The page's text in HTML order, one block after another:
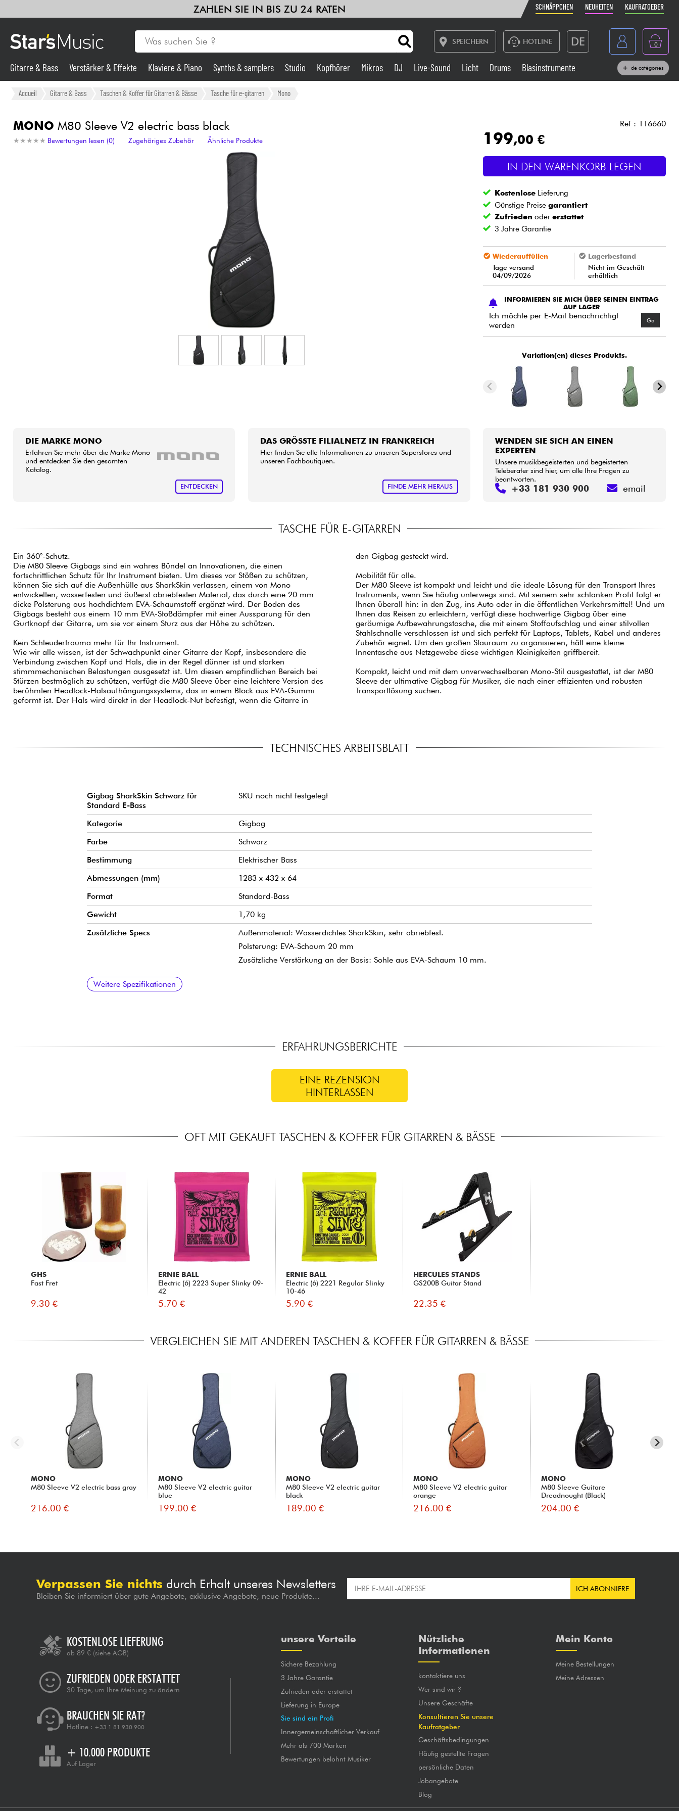
ZAHLEN SIE IN BIS ZU 24 RATEN SCHNÄPPCHEN NEUHEITEN KAUFRATGEBER
SPEICHERN HOTLINE DE
Belgique
Nederland
0
Gitarre & Bass Verstärker & Effekte
Synths & samplers
Live-Sound
Blasinstrumente
Kabel & Zubehöre
Gitarre & Bass Verstärker & Effekte Klaviere & Piano Synths & samplers Studio Kopfhörer Mikros DJ Live-Sound Licht Drums Blasinstrumente de catégories
Accueil Gitarre & Bass Taschen & Koffer für Gitarren & Bässe Tasche für e-gitarren Mono
MONO M80 Sleeve V2 electric bass black
★ ★ ★ ★ ★
★ ★ ★ ★ ★ Bewertungen lesen (0) Zugehöriges Zubehör Ähnliche Produkte
Ref : 116660
199,00 €
IN DEN WARENKORB LEGEN
Kostenlose Lieferung
Günstige Preisegarantiert
Zufrieden odererstattet
3 Jahre Garantie
Wiederauffüllen
Tage versand
04/09/2026
Lagerbestand
Nicht im Geschäft
erhältlich
INFORMIEREN SIE MICH ÜBER SEINEN EINTRAG
AUF LAGER
Ich möchte per E-Mail benachrichtigt
werden
Go
Variation(en) dieses Produkts.
DIE MARKE MONO
Erfahren Sie mehr über die Marke Mono
und entdecken Sie den gesamten
Katalog.
ENTDECKEN
DAS GRÖSSTE FILIALNETZ IN FRANKREICH
Hier finden Sie alle Informationen zu unseren Superstores und
unseren Fachboutiquen.
FINDE MEHR HERAUS
WENDEN SIE SICH AN EINEN
EXPERTEN
Unsere musikbegeisterten und begeisterten
Teleberater sind hier, um alle Ihre Fragen zu
beantworten.
+33 181 930 900 email
TASCHE FÜR E-GITARREN
Ein 360°-Schutz.
Die M80 Sleeve Gigbags sind ein wahres Bündel an Innovationen, die einen
fortschrittlichen Schutz für Ihr Instrument bieten. Um dieses vor Stößen zu schützen,
können Sie sich auf die Außenhülle aus SharkSkin verlassen, einem von Mono
entwickelten, wasserfesten und äußerst abriebfesten Material, das durch eine 20 mm
dicke Polsterung aus hochdichtem EVA-Schaumstoff ergänzt wird. Der Boden des
Gigbags besteht aus einem 10 mm EVA-Stoßdämpfer mit einer Aussparung für den
Gurtknopf der Gitarre, um sie vor einem Sturz aus der Höhe zu schützen.
Kein Schleudertrauma mehr für Ihr Instrument.
Wie wir alle wissen, ist der Schwachpunkt einer Gitarre der Kopf, insbesondere die
Verbindung zwischen Kopf und Hals, die in der Regel dünner ist und starken
stimmmechanischen Belastungen ausgesetzt ist. Um diesen empfindlichen Bereich bei
Stürzen bestmöglich zu schützen, verfügt die M80 Sleeve über eine leichtere Version des
berühmten Headlock-Halsaufhängungssystems, das in einem Block aus EVA-Gummi
geformt ist. Der Hals wird direkt in der Headlock-Nut befestigt, wenn die Gitarre in
den Gigbag gesteckt wird.
Mobilität für alle.
Der M80 Sleeve ist kompakt und leicht und die ideale Lösung für den Transport Ihres
Instruments, wenn Sie häufig unterwegs sind. Mit seinem sehr schlanken Profil folgt er
Ihnen überall hin: in den Zug, ins Auto oder in die öffentlichen Verkehrsmittel! Und um
Ihnen das Reisen zu erleichtern, verfügt diese hochwertige Gigbag über eine
geräumige Aufbewahrungstasche, die mit einem Stoffaufschlag und einer stilvollen
Stahlschnalle verschlossen ist und sich perfekt für Laptops, Tablets, Kabel und anderes
Zubehör eignet. Um den großen Stauraum zu organisieren, hält eine kleine
Innentasche aus Netzgewebe diese wichtigen Kleinigkeiten griffbereit.
Kompakt, leicht und mit dem unverwechselbaren Mono-Stil ausgestattet, ist der M80
Sleeve der ultimative Gigbag für Musiker, die nach einer effizienten und robusten
Transportlösung suchen.
TECHNISCHES ARBEITSBLATT
Gigbag SharkSkin Schwarz für
Standard E-Bass
SKU noch nicht festgelegt
Kategorie
Gigbag
Farbe
Schwarz
Bestimmung
Elektrischer Bass
Abmessungen (mm)
1283 x 432 x 64
Format
Standard-Bass
Gewicht
1,70 kg
Zusätzliche Specs
Außenmaterial: Wasserdichtes SharkSkin, sehr abriebfest.
Polsterung: EVA-Schaum 20 mm
Zusätzliche Verstärkung an der Basis: Sohle aus EVA-Schaum 10 mm.
Weitere Spezifikationen
ERFAHRUNGSBERICHTE
EINE REZENSION
HINTERLASSEN
OFT MIT GEKAUFT TASCHEN & KOFFER FÜR GITARREN & BÄSSE
GHS
Fast Fret
9.30 €
ERNIE BALL
Electric (6) 2223 Super Slinky 09-
42
5.70 €
ERNIE BALL
Electric (6) 2221 Regular Slinky
10-46
5.90 €
HERCULES STANDS
GS200B Guitar Stand
22.35 €
VERGLEICHEN SIE MIT ANDEREN TASCHEN & KOFFER FÜR GITARREN & BÄSSE
MONO
M80 Sleeve V2 electric bass gray
216.00 €
MONO
M80 Sleeve V2 electric guitar
blue
199.00 €
MONO
M80 Sleeve V2 electric guitar
black
189.00 €
MONO
M80 Sleeve V2 electric guitar
orange
216.00 €
MONO
M80 Sleeve Guitare
Dreadnought (Black)
204.00 €
Verpassen Sie nichts durch Erhalt unseres Newsletters
Bleiben Sie informiert über gute Angebote, exklusive Angebote, neue Produkte...
ICH ABONNIERE
KOSTENLOSE LIEFERUNG
ab 89 € (siehe AGB)
ZUFRIEDEN ODER ERSTATTET
30 Tage, um Ihre Meinung zu ändern
BRAUCHEN SIE RAT?
Hotline : +33 1 81 930 900
+ 10.000 PRODUKTE
Auf Lager
unsere Vorteile
Sichere Bezahlung
3 Jahre Garantie
Zufrieden oder erstattet
Lieferung in Europe
Sie sind ein Profi
Innergemeinschaftlicher Verkauf
Mehr als 700 Marken
Bewertungen belohnt Musiker
Nützliche
Informationen
kontaktiere uns
Wer sind wir ?
Unsere Geschäfte
Konsultieren Sie unsere
Kaufratgeber
Geschäftsbedingungen
Häufig gestellte Fragen
persönliche Daten
Jobangebote
Blog
Mein Konto
Meine Bestellungen
Meine Adressen